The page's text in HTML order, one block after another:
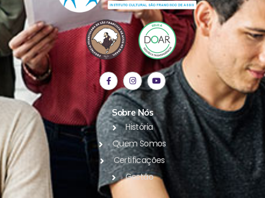
Sobre Nós
História
Quem Somos
Certificações
Gestão